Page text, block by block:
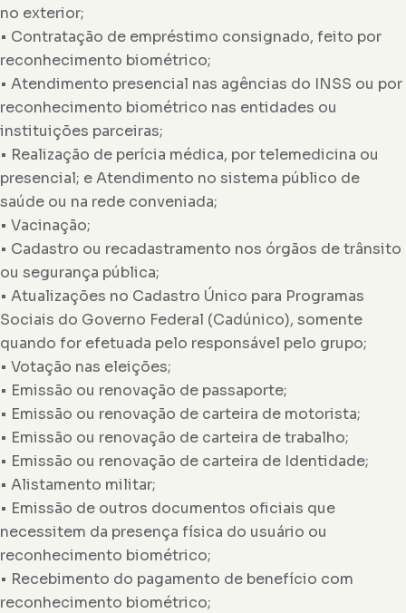
no exterior;
• Contratação de empréstimo consignado, feito por
reconhecimento biométrico;
• Atendimento presencial nas agências do INSS ou por
reconhecimento biométrico nas entidades ou
instituições parceiras;
• Realização de perícia médica, por telemedicina ou
presencial; e Atendimento no sistema público de
saúde ou na rede conveniada;
• Vacinação;
• Cadastro ou recadastramento nos órgãos de trânsito
ou segurança pública;
• Atualizações no Cadastro Único para Programas
Sociais do Governo Federal (Cadúnico), somente
quando for efetuada pelo responsável pelo grupo;
• Votação nas eleições;
• Emissão ou renovação de passaporte;
• Emissão ou renovação de carteira de motorista;
• Emissão ou renovação de carteira de trabalho;
• Emissão ou renovação de carteira de Identidade;
• Alistamento militar;
• Emissão de outros documentos oficiais que
necessitem da presença física do usuário ou
reconhecimento biométrico;
• Recebimento do pagamento de benefício com
reconhecimento biométrico;